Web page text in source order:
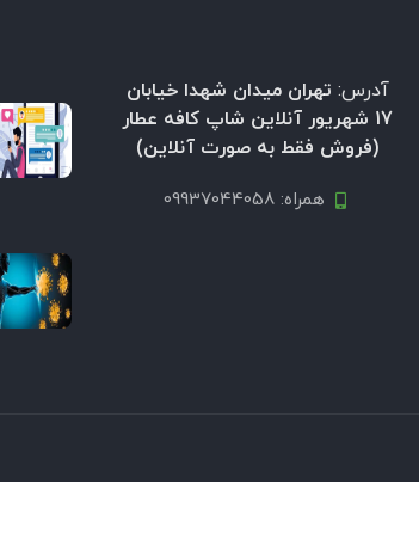
آدرس: تهران میدان شهدا خیابان
17 شهریور آنلاین شاپ کافه عطار
(فروش فقط به صورت آنلاین)
همراه: 09937044058